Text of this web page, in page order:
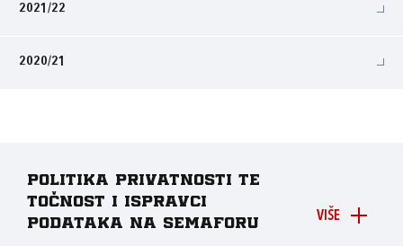
2021/22
2020/21
VIŠE
Politika privatnosti te
točnost i ispravci
podataka na Semaforu